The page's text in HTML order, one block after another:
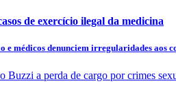
de exercício ilegal da medicina
médicos denunciem irregularidades aos